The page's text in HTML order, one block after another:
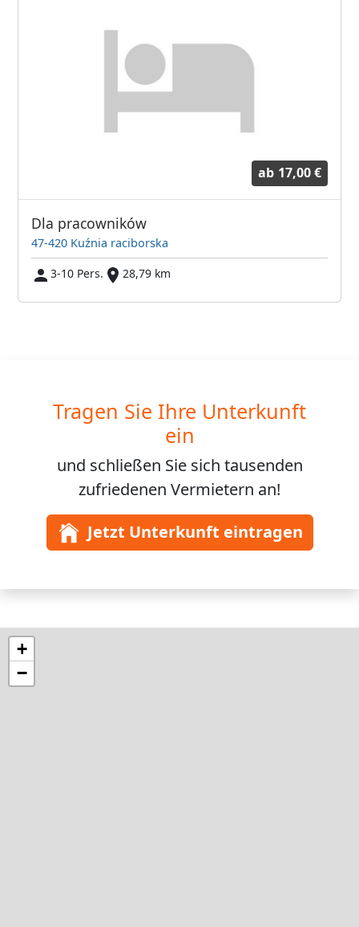
ab 17,00 €
Dla pracowników
47-420 Kuźnia raciborska
3-10 Pers.
28,79 km
Tragen Sie Ihre Unterkunft
ein
und schließen Sie sich tausenden
zufriedenen Vermietern an!
Jetzt Unterkunft eintragen
+
−